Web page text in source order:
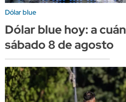
Dólar blue
Dólar blue hoy: a
sábado 8 de agosto